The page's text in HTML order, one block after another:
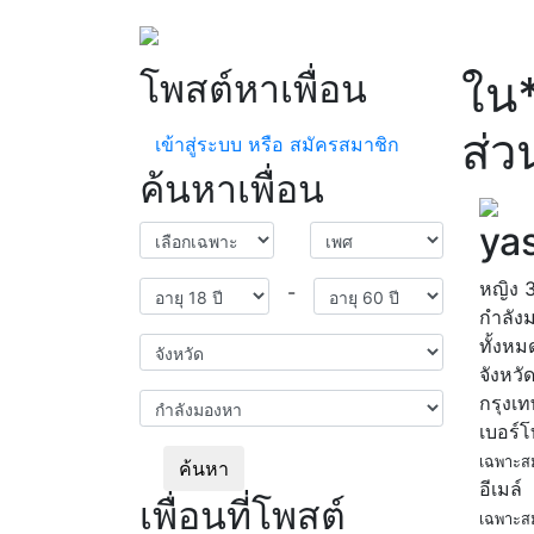
โพสต์หาเพื่อน
เข้าสู่ระบบ หรือ สมัครสมาชิก
ค้นหาเพื่อน
-
ค้นหา
เพื่อนที่โพสต์
ใน
ส่ว
หญิง
กำลัง
ทั้งหม
จังหวัด
กรุงเ
เบอร์
เฉพาะ
อีเมล์
เฉพาะ